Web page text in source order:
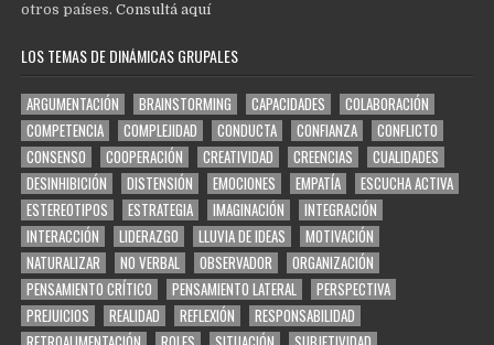
otros países.Consultá aquí
LOS TEMAS DE DINÁMICAS GRUPALES
ARGUMENTACIÓN BRAINSTORMING CAPACIDADES
COLABORACIÓN
COMPETENCIA
COMPLEJIDAD CONDUCTA CONFIANZA
CONFLICTO
CONSENSO
COOPERACIÓN CREATIVIDAD CREENCIAS
CUALIDADES
DESINHIBICIÓN
DISTENSIÓN EMOCIONES EMPATÍA
ESCUCHA ACTIVA
ESTEREOTIPOS
ESTRATEGIA IMAGINACIÓN
INTEGRACIÓN
INTERACCIÓN
LIDERAZGO LLUVIA DE IDEAS
MOTIVACIÓN
NATURALIZAR
NO VERBAL OBSERVADOR
ORGANIZACIÓN
PENSAMIENTO CRÍTICO
PENSAMIENTO LATERAL
PERSPECTIVA
PREJUICIOS
REALIDAD REFLEXIÓN
RESPONSABILIDAD